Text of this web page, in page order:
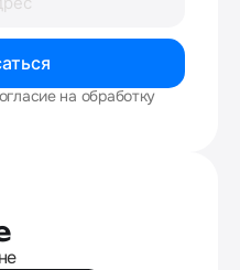
на обработку